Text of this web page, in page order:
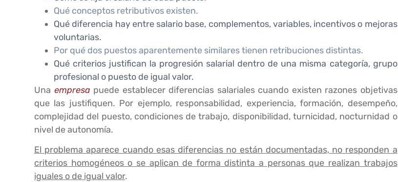
Qué conceptos retributivos existen.
Qué diferencia hay entre salario base, complementos, variables, incentivos o mejoras
voluntarias.
Por qué dos puestos aparentemente similares tienen retribuciones distintas.
Qué criterios justifican la progresión salarial dentro de una misma categoría, grupo
profesional o puesto de igual valor.
Una empresa puede establecer diferencias salariales cuando existen razones objetivas
que las justifiquen. Por ejemplo, responsabilidad, experiencia, formación, desempeño,
complejidad del puesto, condiciones de trabajo, disponibilidad, turnicidad, nocturnidad o
nivel de autonomía.
El problema aparece cuando esas diferencias no están documentadas, no responden a
criterios homogéneos o se aplican de forma distinta a personas que realizan trabajos
iguales o de igual valor.